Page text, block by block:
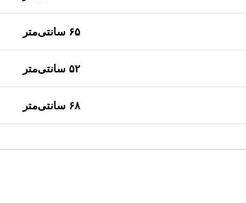
۶۵ سانتی‌متر
۵۲ سانتی‌متر
۶۸ سانتی‌متر